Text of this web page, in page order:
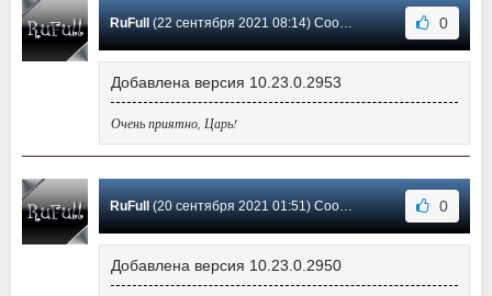
RuFull (22 сентября 2021 08:14) Сообщение #257 0
Добавлена версия 10.23.0.2953
Очень приятно, Царь!
RuFull (20 сентября 2021 01:51) Сообщение #256 0
Добавлена версия 10.23.0.2950